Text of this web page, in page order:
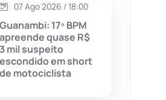
07 Ago 2026 / 18:00
Guanambi: 17º BPM
apreende quase R$
3 mil suspeito
escondido em short
de motociclista